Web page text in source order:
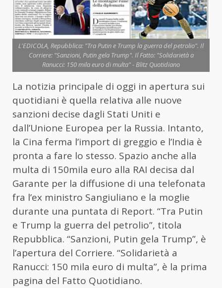
L'EDICOLA, Repubblica: "Tra Putin e Trump la guerra del petrolio". Il
Corriere: "Sanzioni, Putin gela Trump". Il Fatto: "Solidarietà a
Ranucci: 150 mila euro di multa" - Blitz Quotidiano
La notizia principale di oggi in apertura sui
quotidiani è quella relativa alle nuove
sanzioni decise dagli Stati Uniti e
dall’Unione Europea per la Russia. Intanto,
la Cina ferma l’import di greggio e l’India è
pronta a fare lo stesso. Spazio anche alla
multa di 150mila euro alla RAI decisa dal
Garante per la diffusione di una telefonata
fra l’ex ministro Sangiuliano e la moglie
durante una puntata di Report. “Tra Putin
e Trump la guerra del petrolio”, titola
Repubblica. “Sanzioni, Putin gela Trump”, è
l’apertura del Corriere. “Solidarietà a
Ranucci: 150 mila euro di multa”, è la prima
pagina del Fatto Quotidiano.